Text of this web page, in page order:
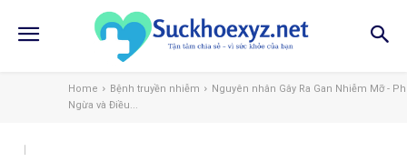
Home Bệnh truyền nhiễm
Nguyên nhân Gây Ra Gan Nhiễm Mỡ -
Ngừa và Điều...